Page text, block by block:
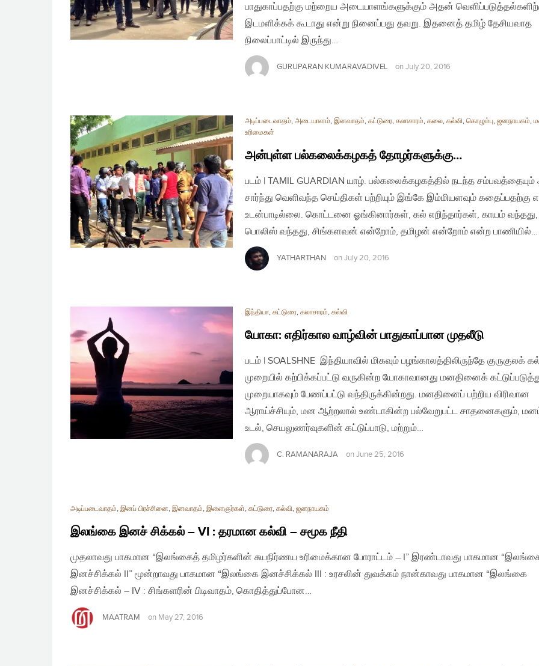
பாதுகாப்பதற்கு மற்றைய அடையாளங்களுக்கும் அதன்
இடமளிக்கக் கூடாது என்று நினைப்பது தவறு. இதனைத் தமிழ் தேசியவாத
நிலைப்பாட்டில் இருந்து…
GURUPARAN KUMARAVADIVEL on July 20, 2016
அடிப்படைவாதம், அடையாளம், இனவாதம், கட்டுரை, கலாசாரம், கலை, கல்வி, கொழும்பு, ஜனநாயகம்,
உரிமைகள்
அன்புள்ள பல்கலைக்கழகத் தோழர்களுக்கு…
படம் | TAMIL GUARDIAN யாழ். பல்கலைக்கழகத்தில் நடந்த சம்பவத்தையும்
சார்ந்து வெளிவந்த செய்திகள் பற்றியும் இங்கே இம்மியளவும் கதைப்பதற்கு
உடன்பாடில்லை. கொட்டனை ஓங்கினார்கள், கல் எறிந்தார்கள், காயம் வந்தது,
பொலிஸ் வந்தது, சிங்களவன் என்றோம், தமிழன் என்றோம் என்ற பாணியில்…
YATHARTHAN on July 20, 2016
இந்தியா, கட்டுரை, கலாசாரம், கல்வி
யோகா: எதிர்கால வாழ்வின் பாதுகாப்பான முதலீடு
படம் | SOALSHNE இந்தியாவில் மிகவும் பழங்காலத்திலிருந்தே குருகுலக்
முறையில் கற்பிக்கப்பட்டு வருகின்ற யோகாவானது மனதினைக்
முறையாகவும் பேணப்பட்டு வந்திருக்கின்றது. மனதினைப் பற்றிய விரிவான
ஆராய்ச்சியும், மன ஆற்றலால் உண்டாகின்ற பல்வேறுபட்ட சாதனைகளும்,
உடல், செயலுணர்வுகளின் கட்டுப்பாடு, மற்றும்…
C. RAMANARAJA on June 25, 2016
அடிப்படைவாதம், இனப் பிரச்சினை, இனவாதம், இளைஞர்கள், கட்டுரை, கல்வி, ஜனநாயகம்
இலங்கை இனச் சிக்கல் – VI : தரமான கல்வி – சமூக நீதி
முதலாவது பாகமான “இலங்கைத் தமிழர்களின் சுயநிர்ணய உரிமைக்கான போராட்டம் – I” இரண்டாவது பாகமான
இனச்சிக்கல் II” மூன்றாவது பாகமான “இலங்கை இனச்சிக்கல் III : உரசலின் துவக்கம் நான்காவது பாகமான “இலங்கை
இனச்சிக்கல் – IV : சிங்களரின் பிடிவாதம், கொதித்துப்போன…
MAATRAM on May 27, 2016